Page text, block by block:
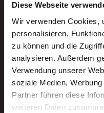
Diese Webseite
Wir verwenden Cookies,
personalisieren,
zu können und die
analysieren. Außerdem
Verwendung unserer
soziale Medien,
Partner führen diese
weiteren Daten
Neue
Ein
E-Mail-